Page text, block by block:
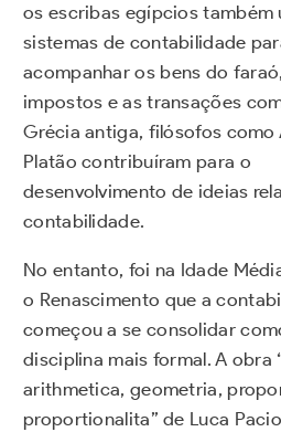
os escribas egípcios também
sistemas de contabilidade
acompanhar os bens do
impostos e as transações
Grécia antiga, filósofos como
Platão contribuíram para o
desenvolvimento de ideias
contabilidade.
No entanto, foi na Idade
o Renascimento que a
começou a se consolidar
disciplina mais formal. A obra
arithmetica, geometria,
proportionalita” de Luca